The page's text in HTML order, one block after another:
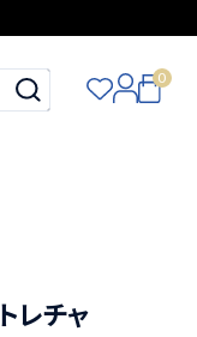
0
レチャ